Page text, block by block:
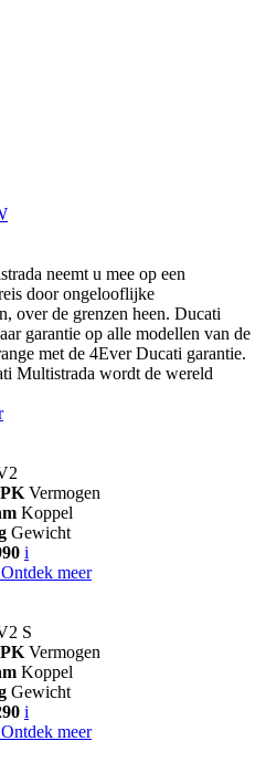
neemt u mee op een
door ongelooflijke
over de grenzen heen. Ducati
garantie op alle modellen van de
met de 4Ever Ducati garantie.
Multistrada wordt de wereld
Vermogen
Koppel
Gewicht
i
Ontdek meer
S
Vermogen
Koppel
Gewicht
i
Ontdek meer